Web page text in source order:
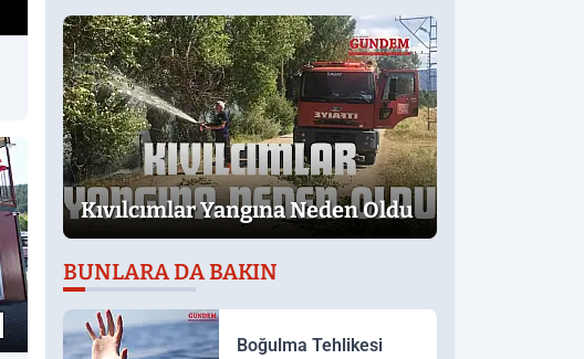
Kıvılcımlar Yangına Neden Oldu
BUNLARA DA BAKIN
Boğulma Tehlikesi